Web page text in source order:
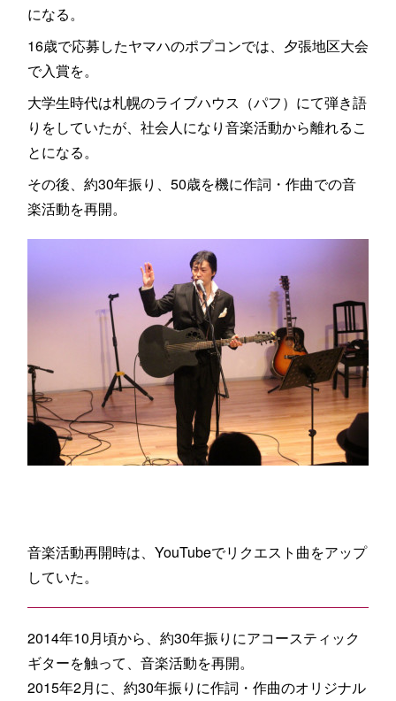
になる。
16歳で応募したヤマハのポプコンでは、夕張地区大会
で入賞を。
大学生時代は札幌のライブハウス（パフ）にて弾き語
りをしていたが、社会人になり音楽活動から離れるこ
とになる。
その後、約30年振り、50歳を機に作詞・作曲での音
楽活動を再開。
音楽活動再開時は、YouTubeでリクエスト曲をアップ
していた。
2014年10月頃から、約30年振りにアコースティック
ギターを触って、音楽活動を再開。
2015年2月に、約30年振りに作詞・作曲のオリジナル